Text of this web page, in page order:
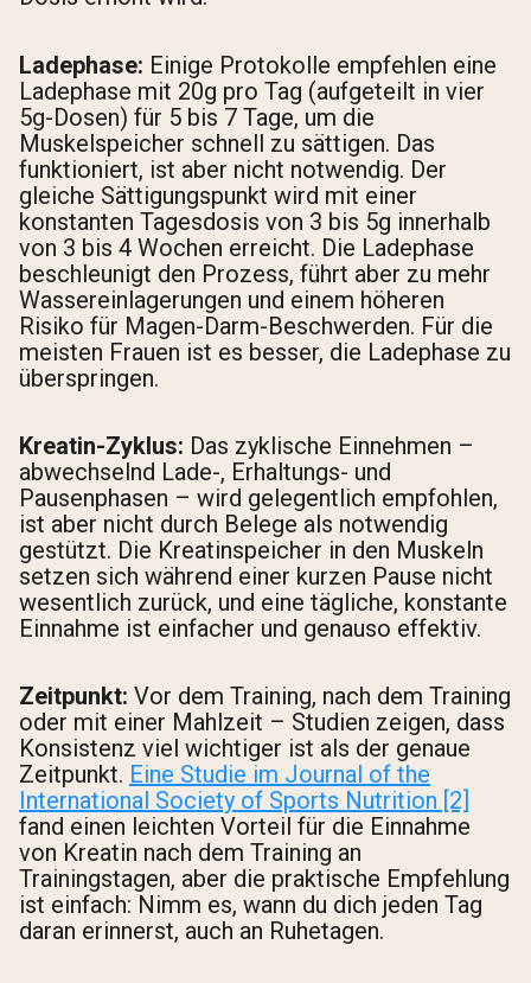
Ladephase: Einige Protokolle empfehlen eine
Ladephase mit 20g pro Tag (aufgeteilt in vier
5g-Dosen) für 5 bis 7 Tage, um die
Muskelspeicher schnell zu sättigen. Das
funktioniert, ist aber nicht notwendig. Der
gleiche Sättigungspunkt wird mit einer
konstanten Tagesdosis von 3 bis 5g innerhalb
von 3 bis 4 Wochen erreicht. Die Ladephase
beschleunigt den Prozess, führt aber zu mehr
Wassereinlagerungen und einem höheren
Risiko für Magen-Darm-Beschwerden. Für die
meisten Frauen ist es besser, die Ladephase zu
überspringen.
Kreatin-Zyklus: Das zyklische Einnehmen –
abwechselnd Lade-, Erhaltungs- und
Pausenphasen – wird gelegentlich empfohlen,
ist aber nicht durch Belege als notwendig
gestützt. Die Kreatinspeicher in den Muskeln
setzen sich während einer kurzen Pause nicht
wesentlich zurück, und eine tägliche, konstante
Einnahme ist einfacher und genauso effektiv.
Zeitpunkt: Vor dem Training, nach dem Training
oder mit einer Mahlzeit – Studien zeigen, dass
Konsistenz viel wichtiger ist als der genaue
Zeitpunkt. Eine Studie im Journal of the
International Society of Sports Nutrition [2]
fand einen leichten Vorteil für die Einnahme
von Kreatin nach dem Training an
Trainingstagen, aber die praktische Empfehlung
ist einfach: Nimm es, wann du dich jeden Tag
daran erinnerst, auch an Ruhetagen.